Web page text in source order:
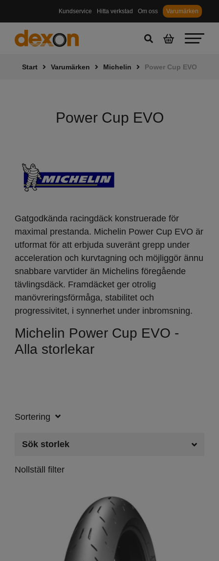
Kundservice Hitta verkstad Om oss Varumärken
Start Varumärken Michelin Power Cup EVO
Power Cup EVO
Gatgodkända racingdäck konstruerade för
maximal prestanda. Michelin Power Cup EVO är
utformat för att erbjuda suveränt grepp under
acceleration och kurvtagning och möjliggör ännu
snabbare varvtider än Michelins föregående
tävlingsdäck. Framdäcket ger otrolig
manövreringsförmåga, stabilitet och
progressivitet, i synnerhet under inbromsning.
Michelin Power Cup EVO -
Alla storlekar
Sortering
Sök storlek
Nollställ filter